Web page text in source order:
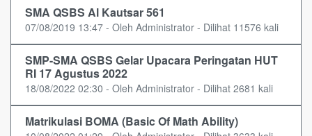
SMA QSBS Al Kautsar 561
07/08/2019 13:47 - Oleh Administrator - Dilihat 11576 kali
SMP-SMA QSBS Gelar Upacara Peringatan HUT
RI 17 Agustus 2022
18/08/2022 02:30 - Oleh Administrator - Dilihat 2681 kali
Matrikulasi BOMA (Basic Of Math Ability)